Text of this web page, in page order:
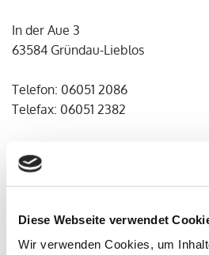
Diese Webseite verwendet
Wir verwenden Cookies, um
In der Aue 3
63584 Gründau-Lieblos
Telefon: 06051 2086
Telefax: 06051 2382
URL:info@specht-physiotherapie.de
Gerd Specht